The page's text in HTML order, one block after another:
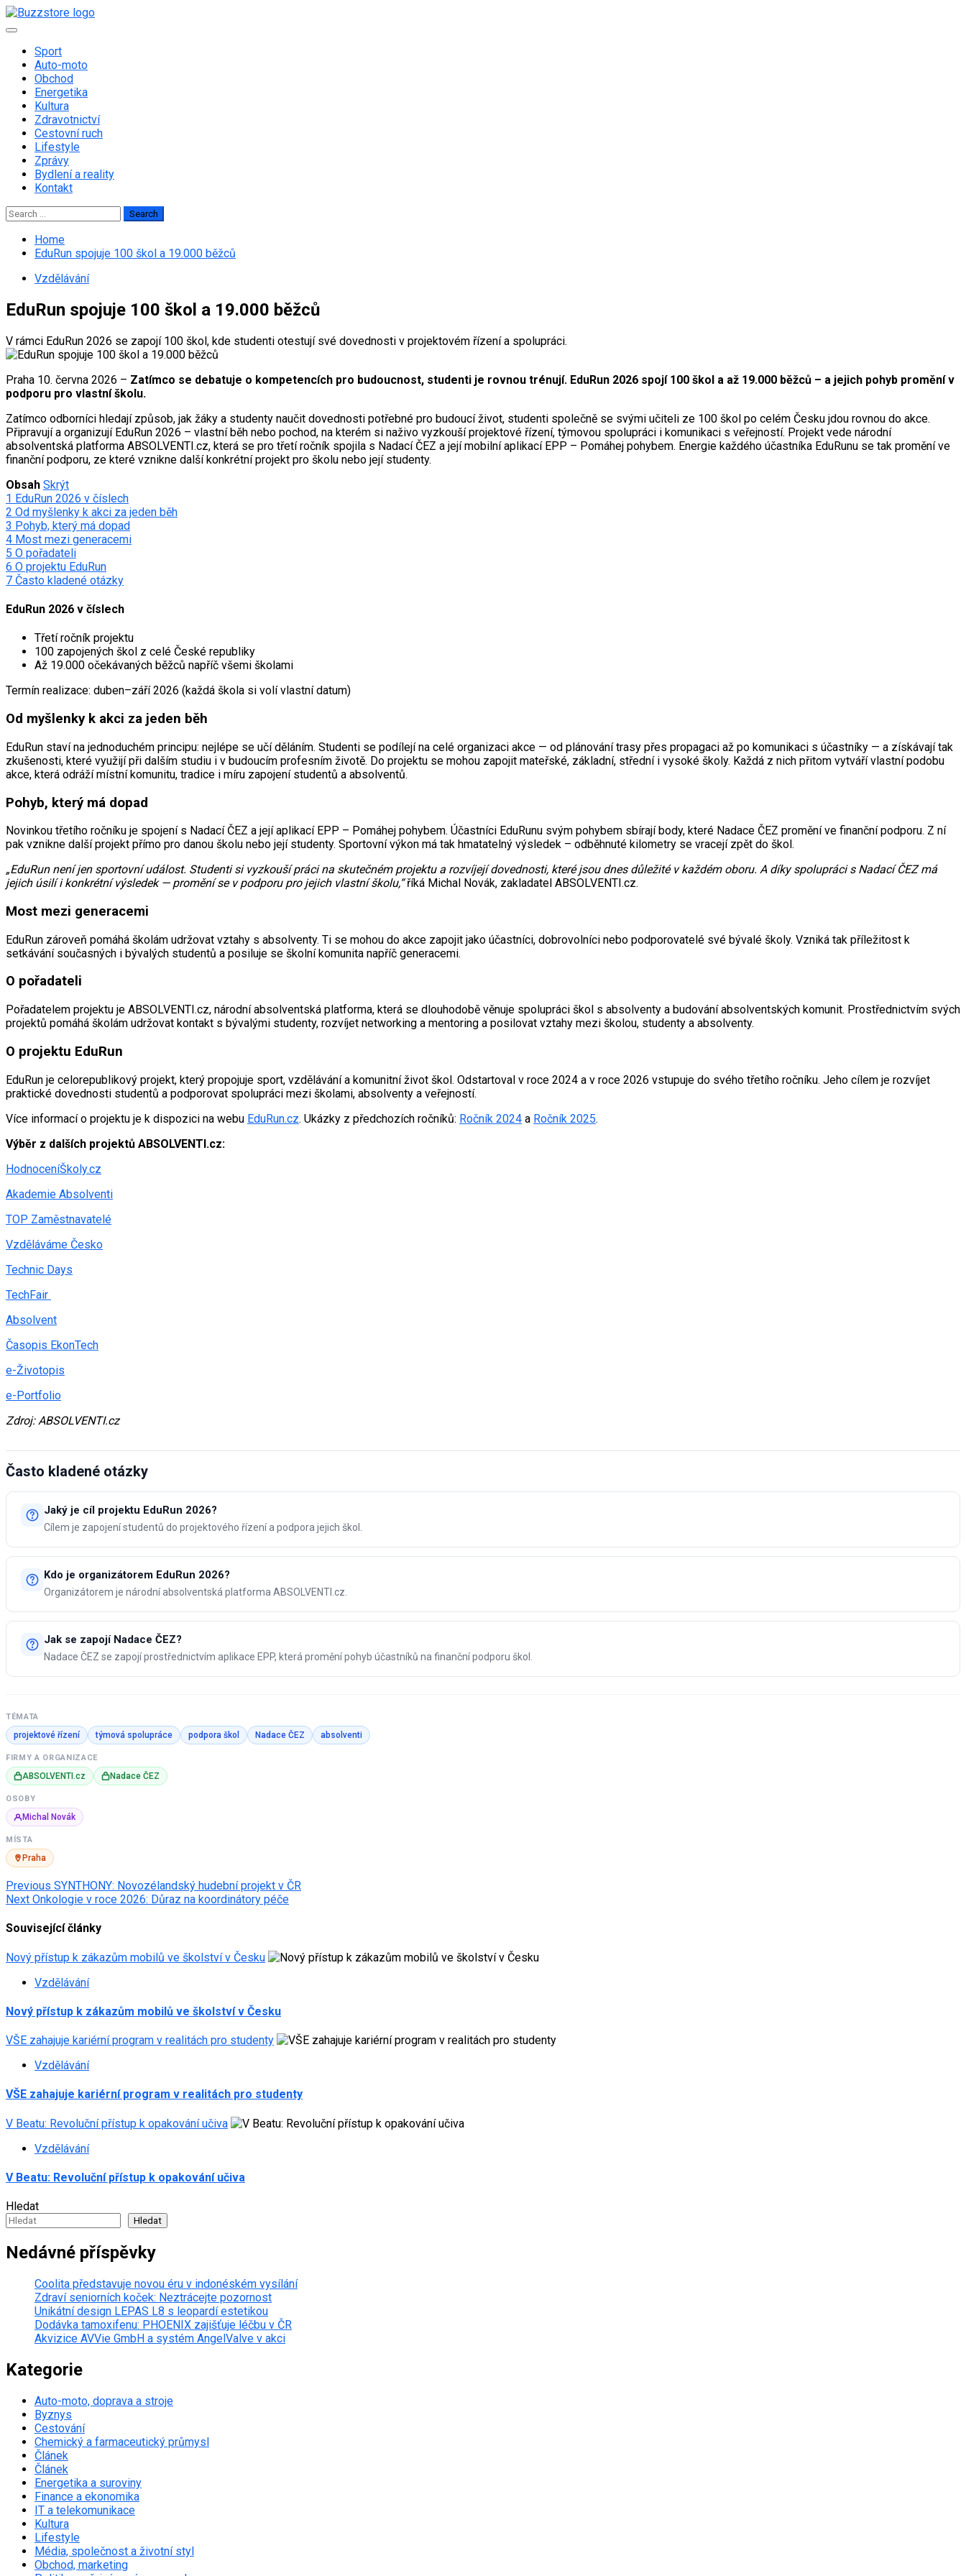
Skip
to
Primary
Sport
Auto-moto
Obchod
Energetika
Kultura
Zdravotnictví
Cestovní ruch
Lifestyle
Zprávy
Bydlení a reality
Kontakt
Search
for:
Home
EduRun spojuje 100 škol a 19.000 běžců
Vzdělávání
EduRun spojuje 100 škol a 19.000 běžců
V rámci EduRun 2026 se zapojí 100 škol, kde studenti otestují své dovednosti v projektovém řízení a spolupráci.
Praha 10. června 2026 – Zatímco se debatuje o kompetencích pro budoucnost, studenti je rovnou trénují. EduRun 2026 spojí 100 škol a až 19.000 běžců – a jejich pohyb promění v
podporu pro vlastní školu.
Zatímco odborníci hledají způsob, jak žáky a studenty naučit dovednosti potřebné pro budoucí život, studenti společně se svými učiteli ze 100 škol po celém Česku jdou rovnou do akce.
Připravují a organizují EduRun 2026 – vlastní běh nebo pochod, na kterém si naživo vyzkouší projektové řízení, týmovou spolupráci i komunikaci s veřejností. Projekt vede národní
absolventská platforma ABSOLVENTI.cz, která se pro třetí ročník spojila s Nadací ČEZ a její mobilní aplikací EPP – Pomáhej pohybem. Energie každého účastníka EduRunu se tak promění ve
finanční podporu, ze které vznikne další konkrétní projekt pro školu nebo její studenty.
Obsah Skrýt
1 EduRun 2026 v číslech
2 Od myšlenky k akci za jeden běh
3 Pohyb, který má dopad
4 Most mezi generacemi
5 O pořadateli
6 O projektu EduRun
7 Často kladené otázky
EduRun 2026 v číslech
Třetí ročník projektu
100 zapojených škol z celé České republiky
Až 19.000 očekávaných běžců napříč všemi školami
Termín realizace: duben–září 2026 (každá škola si volí vlastní datum)
Od myšlenky k akci za jeden běh
EduRun staví na jednoduchém principu: nejlépe se učí děláním. Studenti se podílejí na celé organizaci akce — od plánování trasy přes propagaci až po komunikaci s účastníky — a získávají tak
zkušenosti, které využijí při dalším studiu i v budoucím profesním životě. Do projektu se mohou zapojit mateřské, základní, střední i vysoké školy. Každá z nich přitom vytváří vlastní podobu
akce, která odráží místní komunitu, tradice i míru zapojení studentů a absolventů.
Pohyb, který má dopad
Novinkou třetího ročníku je spojení s Nadací ČEZ a její aplikací EPP – Pomáhej pohybem. Účastníci EduRunu svým pohybem sbírají body, které Nadace ČEZ promění ve finanční podporu. Z ní
pak vznikne další projekt přímo pro danou školu nebo její studenty. Sportovní výkon má tak hmatatelný výsledek – odběhnuté kilometry se vracejí zpět do škol.
„EduRun není jen sportovní událost. Studenti si vyzkouší práci na skutečném projektu a rozvíjejí dovednosti, které jsou dnes důležité v každém oboru. A díky spolupráci s Nadací ČEZ má
jejich úsilí i konkrétní výsledek — promění se v podporu pro jejich vlastní školu,“říká Michal Novák, zakladatel ABSOLVENTI.cz.
Most mezi generacemi
EduRun zároveň pomáhá školám udržovat vztahy s absolventy. Ti se mohou do akce zapojit jako účastníci, dobrovolníci nebo podporovatelé své bývalé školy. Vzniká tak příležitost k
setkávání současných i bývalých studentů a posiluje se školní komunita napříč generacemi.
O pořadateli
Pořadatelem projektu je ABSOLVENTI.cz, národní absolventská platforma, která se dlouhodobě věnuje spolupráci škol s absolventy a budování absolventských komunit. Prostřednictvím svých
projektů pomáhá školám udržovat kontakt s bývalými studenty, rozvíjet networking a mentoring a posilovat vztahy mezi školou, studenty a absolventy.
O projektu EduRun
EduRun je celorepublikový projekt, který propojuje sport, vzdělávání a komunitní život škol. Odstartoval v roce 2024 a v roce 2026 vstupuje do svého třetího ročníku. Jeho cílem je rozvíjet
praktické dovednosti studentů a podporovat spolupráci mezi školami, absolventy a veřejností.
Více informací o projektu je k dispozici na webu EduRun.cz. Ukázky z předchozích ročníků: Ročník 2024 a Ročník 2025.
Výběr z dalších projektů ABSOLVENTI.cz:
HodnoceníŠkoly.cz
Akademie Absolventi
TOP Zaměstnavatelé
Vzděláváme Česko
Technic Days
TechFair
Absolvent
Časopis EkonTech
e-Životopis
e-Portfolio
Zdroj: ABSOLVENTI.cz
Často kladené otázky
Jaký je cíl projektu EduRun 2026?
Cílem je zapojení studentů do projektového řízení a podpora jejich škol.
Kdo je organizátorem EduRun 2026?
Organizátorem je národní absolventská platforma ABSOLVENTI.cz.
Jak se zapojí Nadace ČEZ?
Nadace ČEZ se zapojí prostřednictvím aplikace EPP, která promění pohyb účastníků na finanční podporu škol.
TÉMATA
projektové řízení týmová spolupráce podpora škol Nadace ČEZ absolventi
FIRMY A ORGANIZACE
ABSOLVENTI.cz Nadace ČEZ
OSOBY
Michal Novák
MÍSTA
Praha
Post
navigation
Previous SYNTHONY: Novozélandský hudební projekt v ČR
Next Onkologie v roce 2026: Důraz na koordinátory péče
Související články
Nový přístup k zákazům mobilů ve školství v Česku
Vzdělávání
Nový přístup k zákazům mobilů ve školství v Česku
VŠE zahajuje kariérní program v realitách pro studenty
Vzdělávání
VŠE zahajuje kariérní program v realitách pro studenty
V Beatu: Revoluční přístup k opakování učiva
Vzdělávání
V Beatu: Revoluční přístup k opakování učiva
Hledat
Hledat
Nedávné příspěvky
Coolita představuje novou éru v indonéském vysílání
Zdraví seniorních koček: Neztrácejte pozornost
Unikátní design LEPAS L8 s leopardí estetikou
Dodávka tamoxifenu: PHOENIX zajišťuje léčbu v ČR
Akvizice AVVie GmbH a systém AngelValve v akci
Kategorie
Auto-moto, doprava a stroje
Byznys
Cestování
Chemický a farmaceutický průmysl
Článek
Článek
Energetika a suroviny
Finance a ekonomika
IT a telekomunikace
Kultura
Lifestyle
Média, společnost a životní styl
Obchod, marketing